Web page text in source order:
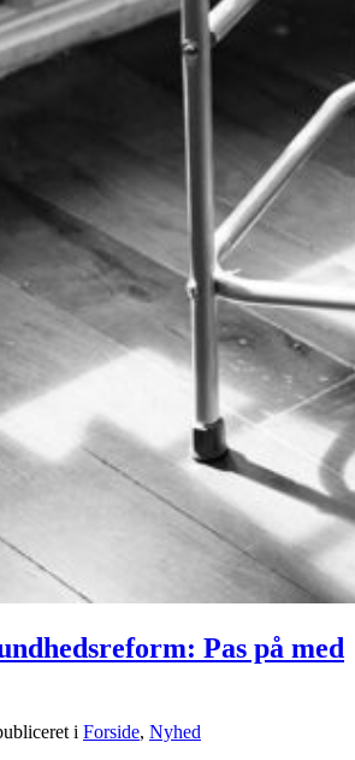
Pas på med
i Forside, Nyhed